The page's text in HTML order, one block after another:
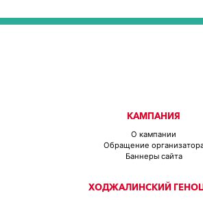
КАМПАНИЯ
О кампании
Обращение
Баннеры сайта
ХОДЖАЛИНСКИЙ